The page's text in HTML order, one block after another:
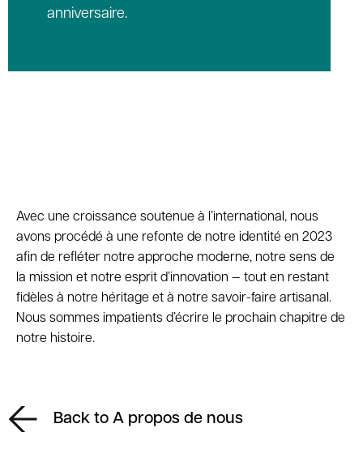
anniversaire.
Avec une croissance soutenue à l’international, nous
avons procédé à une refonte de notre identité en 2023
afin de refléter notre approche moderne, notre sens de
la mission et notre esprit d’innovation — tout en restant
fidèles à notre héritage et à notre savoir-faire artisanal.
Nous sommes impatients d’écrire le prochain chapitre de
notre histoire.
Back to A propos de nous